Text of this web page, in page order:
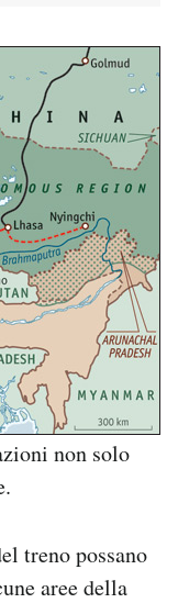
non solo
treno possano
aree della